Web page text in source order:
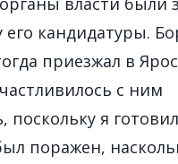
его кандидатуры.
приезжал в
с ним
поскольку я
поражен,